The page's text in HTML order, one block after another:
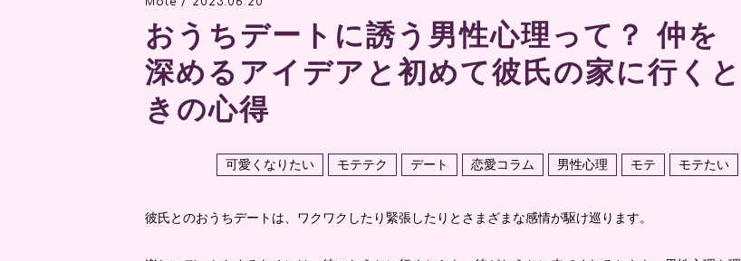
おうちデートに誘う男性心理って？ 仲を
深めるアイデアと初めて彼氏の家に行くと
きの心得
可愛くなりたい モテテク デート 恋愛コラム 男性心理 モテ モテたい
彼氏とのおうちデートは、ワクワクしたり緊張したりとさまざまな感情が駆け巡ります。